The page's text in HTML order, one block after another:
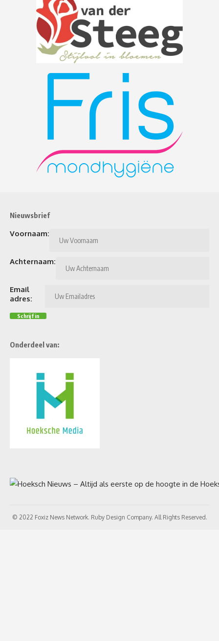
Nieuwsbrief
Voornaam:
Achternaam:
Email
adres:
Onderdeel van:
© 2022 Foxiz News Network. Ruby Design Company. All Rights Reserved.